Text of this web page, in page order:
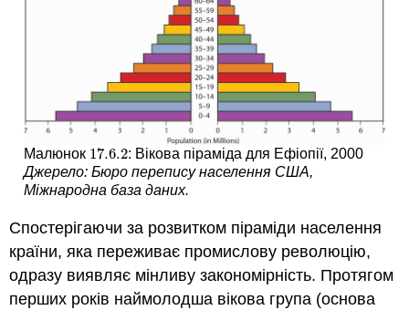
Малюнок 17.6.2
17.6.2: Вікова піраміда для Ефіопії, 2000
Джерело: Бюро перепису населення США,
Міжнародна база даних.
Спостерігаючи за розвитком піраміди населення
країни, яка переживає промислову революцію,
одразу виявляє мінливу закономірність. Протягом
перших років наймолодша вікова група (основа